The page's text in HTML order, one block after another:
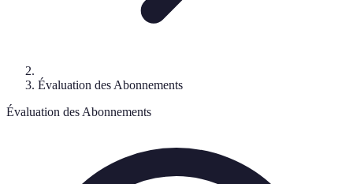
Évaluation des Abonnements
Évaluation des Abonnements